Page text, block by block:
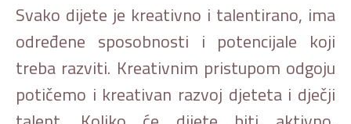
Svako dijete je kreativno i talentirano, ima
određene sposobnosti i potencijale koji
treba razviti. Kreativnim pristupom odgoju
potičemo i kreativan razvoj djeteta i dječji